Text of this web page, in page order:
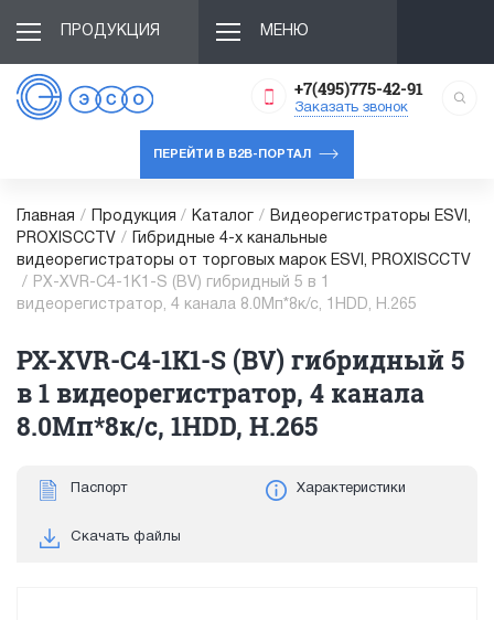
ПРОДУКЦИЯ МЕНЮ
+7(495)775-42-91
Заказать звонок
ПЕРЕЙТИ В B2B-ПОРТАЛ
Главная / Продукция / Каталог /
Видеорегистраторы ESVI,
PROXISCCTV /
Гибридные 4-х канальные
видеорегистраторы от торговых марок ESVI, PROXISCCTV
/
PX-XVR-C4-1K1-S (BV) гибридный 5 в 1
видеорегистратор, 4 канала 8.0Мп*8к/с, 1HDD, H.265
PX-XVR-C4-1K1-S (BV) гибридный 5
в 1 видеорегистратор, 4 канала
8.0Мп*8к/с, 1HDD, H.265
Паспорт Характеристики
Скачать файлы